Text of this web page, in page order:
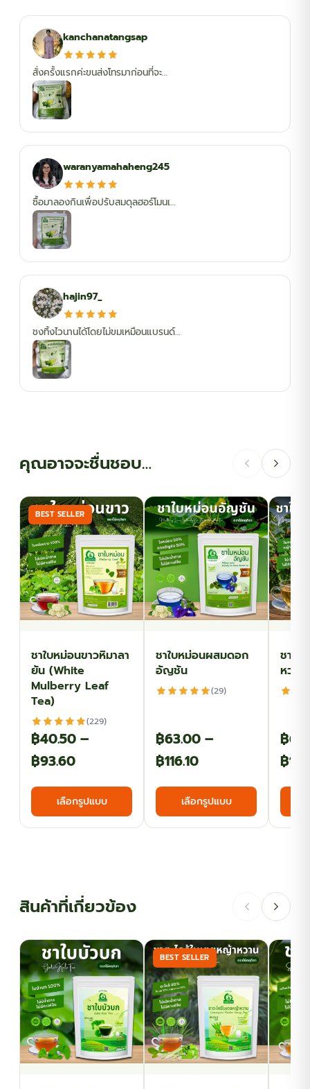
kanchanatangsap
สั่งครั้งแรกค่ะขนส่งโทรมาก่อนที่จะ…
waranyamahaheng245
ซื้อมาลองกินเพื่อปรับสมดุลฮอร์โมนเ…
hajin97_
ชงทิ้งไวนานได้โดยไม่ขมเหมือนแบรนด์…
คุณอาจจะชื่นชอบ…
BEST SELLER
ชาใบหม่อนขาวหิมาลา
ยัน (White
Mulberry Leaf
Tea)
(229)
฿40.50 –
฿93.60Price
range:
฿40.50
through
เลือกรูปแบบ
has
may
chosen
on
the
product
page
ชาใบหม่อนผสมดอก
อัญชัน
(29)
฿63.00 –
฿116.10Price
range:
฿63.00
through
เลือกรูปแบบ
has
options
may
chosen
on
the
product
page
ชาใ
หวาน
฿
฿
สินค้าที่เกี่ยวข้อง
BEST SELLER